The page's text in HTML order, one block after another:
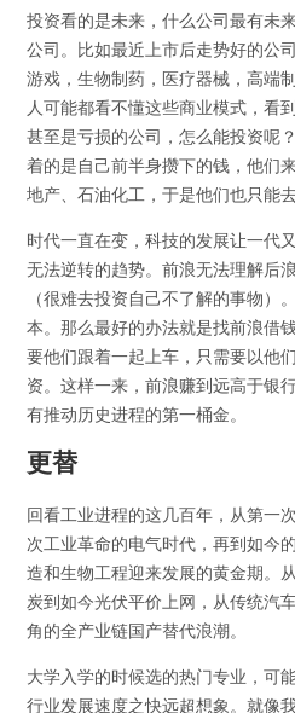
投资看的是未来，什么公司最有未
公司。比如最近上市后走势好的公
游戏，生物制药，医疗器械，高端
人可能都看不懂这些商业模式，看
甚至是亏损的公司，怎么能投资呢
着的是自己前半身攒下的钱，他们
地产、石油化工，于是他们也只能
时代一直在变，科技的发展让一代
无法逆转的趋势。前浪无法理解后
（很难去投资自己不了解的事物）
本。那么最好的办法就是找前浪借
要他们跟着一起上车，只需要以他
资。这样一来，前浪赚到远高于银
有推动历史进程的第一桶金。
更替
回看工业进程的这几百年，从第一
次工业革命的电气时代，再到如今
造和生物工程迎来发展的黄金期。
炭到如今光伏平价上网，从传统汽
角的全产业链国产替代浪潮。
大学入学的时候选的热门专业，可
行业发展速度之快远超想象。就像